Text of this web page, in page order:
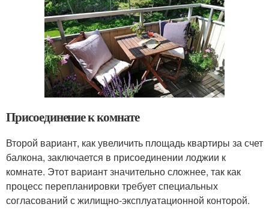
Присоединение к комнате
Второй вариант, как увеличить площадь квартиры за счет
балкона, заключается в присоединении лоджии к
комнате. Этот вариант значительно сложнее, так как
процесс перепланировки требует специальных
согласований с жилищно-эксплуатационной конторой.